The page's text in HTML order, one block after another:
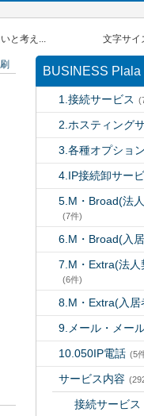
文字サイ
と考え...
BUSINESS Plala
1.接続サービス
2.ホスティング
3.各種オプショ
4.IP接続卸サー
5.M・Broad(法
(7件)
6.M・Broad(入
7.M・Extra(法人
(6件)
8.M・Extra(入居
9.メール・メー
10.050IP電話 (5
サービス内容
接続サービス